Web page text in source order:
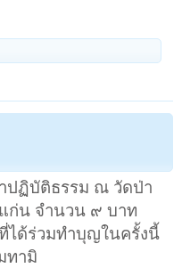
ปฏิบัติธรรม ณ วัดป่า
ก่น จำนวน ๙ บาท
ได้ร่วมทำบุญในครั้งนี้
ทามิ